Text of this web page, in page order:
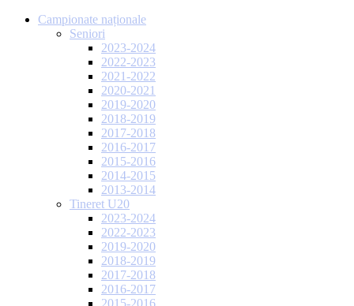
Campionate naționale
Seniori
2023-2024
2022-2023
2021-2022
2020-2021
2019-2020
2018-2019
2017-2018
2016-2017
2015-2016
2014-2015
2013-2014
Tineret U20
2023-2024
2022-2023
2019-2020
2018-2019
2017-2018
2016-2017
2015-2016